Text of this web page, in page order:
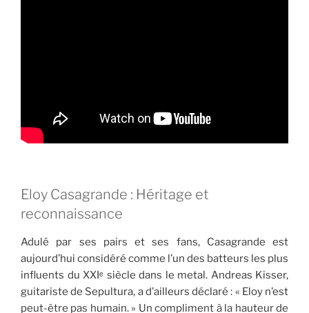
Eloy Casagrande : Héritage et
reconnaissance
Adulé par ses pairs et ses fans, Casagrande est
aujourd’hui considéré comme l’un des batteurs les plus
influents du XXIᵉ siècle dans le metal. Andreas Kisser,
guitariste de Sepultura, a d’ailleurs déclaré : « Eloy n’est
peut-être pas humain. » Un compliment à la hauteur de